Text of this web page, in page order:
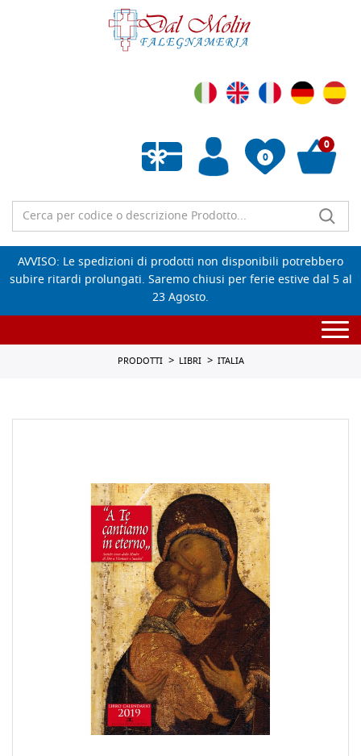
0
Wishlist vuota
0
AVVISO: Le spedizioni di prodotti non disponibili potrebbero
subire ritardi prolungati. Saremo chiusi per ferie estive dal 5 al
23 Agosto.
PRODOTTI LIBRI ITALIA